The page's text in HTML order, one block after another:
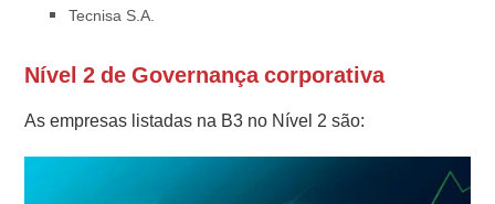
Tecnisa S.A.
Nível 2 de Governança corporativa
As empresas listadas na B3 no Nível 2 são: